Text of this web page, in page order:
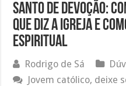
Santo de Devoção:
Que Diz a Igreja e
Espiritual
Rodrigo de Sá
Jovem católico, deixe